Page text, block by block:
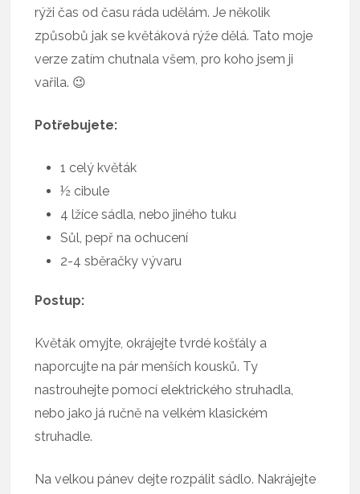
rýži čas od času ráda udělám. Je několik
způsobů jak se květáková rýže dělá. Tato moje
verze zatím chutnala všem, pro koho jsem ji
vařila. 😉
Potřebujete:
1 celý květák
½ cibule
4 lžíce sádla, nebo jiného tuku
Sůl, pepř na ochucení
2-4 sběračky vývaru
Postup:
Květák omyjte, okrájejte tvrdé košťály a
naporcujte na pár menších kousků. Ty
nastrouhejte pomocí elektrického struhadla,
nebo jako já ručně na velkém klasickém
struhadle.
Na velkou pánev dejte rozpálit sádlo. Nakrájejte